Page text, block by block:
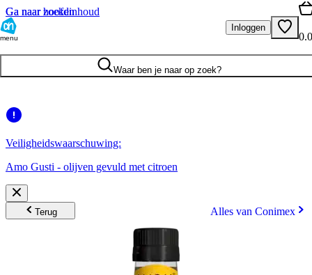
Ga naar hoofdinhoud
Ga naar zoeken
menu
Inloggen
Waar ben je naar op zoek?
Veiligheidswaarschuwing:
Amo Gusti - olijven gevuld met citroen
Terug Alles van Conimex